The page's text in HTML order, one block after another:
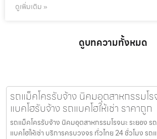
ดูเพิ่มเติม »
ดูบทความทั้งหมด
รถแม็คโครรับจ้าง นิคมอุตสาหกรรมโร
แบคโฮรับจ้าง รถแบคโฮให้เช่า ราคาถูก
รถแม็คโครรับจ้าง นิคมอุตสาหกรรมโรจนะ ระยอง ร
แบคโฮให้เช่า บริการครบวงจร ทั่วไทย 24 ชั่วโมง รถ